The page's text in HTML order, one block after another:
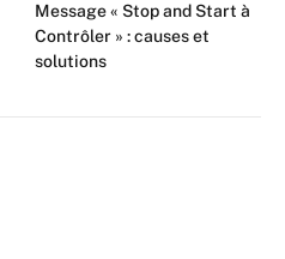
Message « Stop and Start à
Contrôler » : causes et
solutions